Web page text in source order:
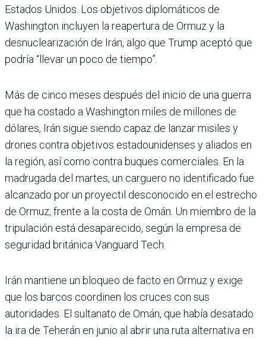
Estados Unidos. Los objetivos diplomáticos de
Washington incluyen la reapertura de Ormuz y la
desnuclearización de Irán, algo que Trump aceptó que
podría “llevar un poco de tiempo”.
Más de cinco meses después del inicio de una guerra
que ha costado a Washington miles de millones de
dólares, Irán sigue siendo capaz de lanzar misiles y
drones contra objetivos estadounidenses y aliados en
la región, así como contra buques comerciales. En la
madrugada del martes, un carguero no identificado fue
alcanzado por un proyectil desconocido en el estrecho
de Ormuz, frente a la costa de Omán. Un miembro de la
tripulación está desaparecido, según la empresa de
seguridad británica Vanguard Tech.
Irán mantiene un bloqueo de facto en Ormuz y exige
que los barcos coordinen los cruces con sus
autoridades. El sultanato de Omán, que había desatado
la ira de Teherán en junio al abrir una ruta alternativa en